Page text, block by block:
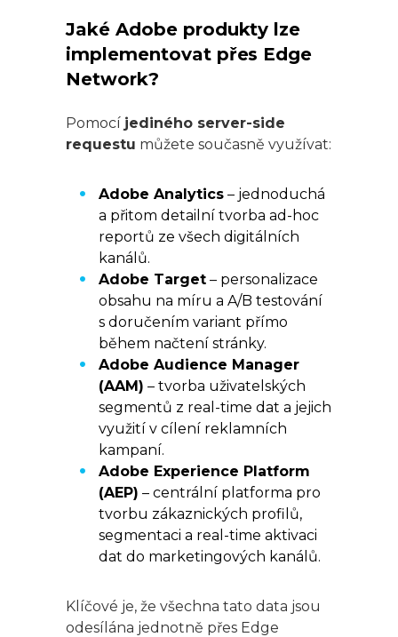
Jaké Adobe produkty lze
implementovat přes Edge
Network?
Pomocí jediného server-side
requestu můžete současně využívat:
Adobe Analytics – jednoduchá
a přitom detailní tvorba ad-hoc
reportů ze všech digitálních
kanálů.
Adobe Target – personalizace
obsahu na míru a A/B testování
s doručením variant přímo
během načtení stránky.
Adobe Audience Manager
(AAM) – tvorba uživatelských
segmentů z real-time dat a jejich
využití v cílení reklamních
kampaní.
Adobe Experience Platform
(AEP) – centrální platforma pro
tvorbu zákaznických profilů,
segmentaci a real-time aktivaci
dat do marketingových kanálů.
Klíčové je, že všechna tato data jsou
odesílána jednotně přes Edge